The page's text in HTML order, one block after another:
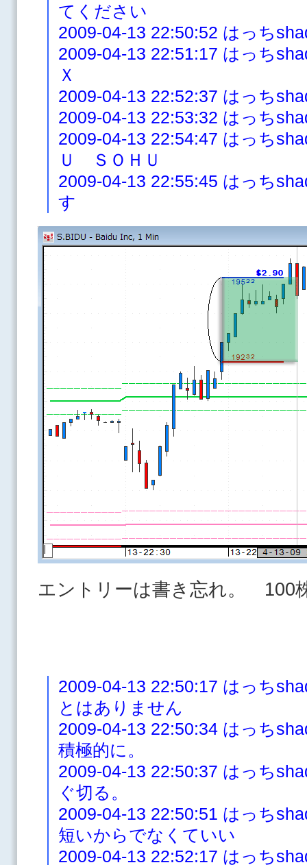
てください
2009-04-13 22:50:52 はっち
2009-04-13 22:51:17 はっち
Ｘ
2009-04-13 22:52:37 はっち
2009-04-13 22:53:32 はっち
2009-04-13 22:54:47 はっち
Ｕ ＳＯＨＵ
2009-04-13 22:55:45 はっち
す
エントリーは書き忘れ。 100
2009-04-13 22:50:17 はっち
とはありません
2009-04-13 22:50:34 はっち
積極的に。
2009-04-13 22:50:37 はっち
ぐ切る。
2009-04-13 22:50:51 はっち
短いからでなくていい
2009-04-13 22:52:17 はっち